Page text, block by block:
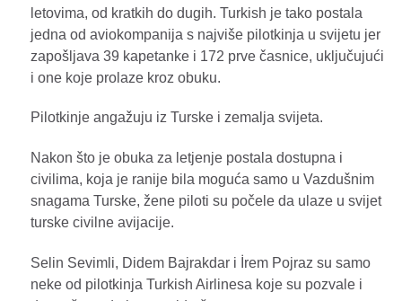
letovima, od kratkih do dugih. Turkish je tako postala
jedna od aviokompanija s najviše pilotkinja u svijetu jer
zapošljava 39 kapetanke i 172 prve časnice, uključujući
i one koje prolaze kroz obuku.
Pilotkinje angažuju iz Turske i zemalja svijeta.
Nakon što je obuka za letjenje postala dostupna i
civilima, koja je ranije bila moguća samo u Vazdušnim
snagama Turske, žene piloti su počele da ulaze u svijet
turske civilne avijacije.
Selin Sevimli, Didem Bajrakdar i İrem Pojraz su samo
neke od pilotkinja Turkish Airlinesa koje su pozvale i